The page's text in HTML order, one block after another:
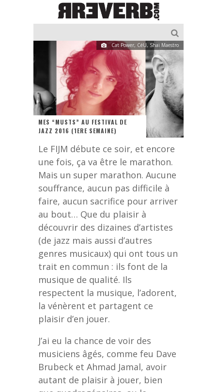
Cat Power, CéU, Shai Maestro
MES “MUSTS” AU FESTIVAL DE
JAZZ 2016 (1ERE SEMAINE)
Le FIJM débute ce soir, et encore
une fois, ça va être le marathon.
Mais un super marathon. Aucune
souffrance, aucun pas difficile à
faire, aucun sacrifice pour arriver
au bout… Que du plaisir à
découvrir des dizaines d’artistes
(de jazz mais aussi d’autres
genres musicaux) qui ont tous un
trait en commun : ils font de la
musique de qualité. Ils
respectent la musique, l’adorent,
la vénèrent et partagent ce
plaisir d’en jouer.
J’ai eu la chance de voir des
musiciens âgés, comme feu Dave
Brubeck et Ahmad Jamal, avoir
autant de plaisir à jouer, bien